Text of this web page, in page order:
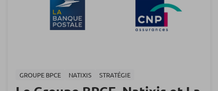
GROUPE BPCE NATIXIS STRATÉGIE